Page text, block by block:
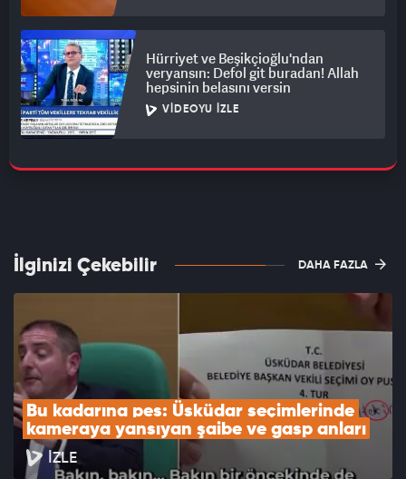
Hürriyet ve Beşikçioğlu'ndan
veryansın: Defol git buradan! Allah
hepsinin belasını versin
VIDEOYU İZLE
İlginizi Çekebilir DAHA FAZLA
Bu kadarına pes: Üsküdar seçimlerinde
kameraya yansıyan şaibe ve gasp anları
İZLE